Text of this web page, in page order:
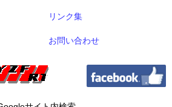
リンク集
お問い合わせ